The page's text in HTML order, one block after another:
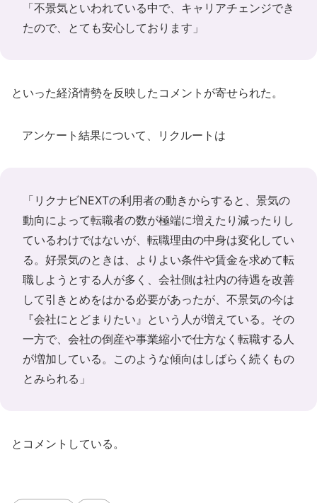
「不景気といわれている中で、キャリアチェンジでき
たので、とても安心しております」
といった経済情勢を反映したコメントが寄せられた。
アンケート結果について、リクルートは
「リクナビNEXTの利用者の動きからすると、景気の
動向によって転職者の数が極端に増えたり減ったりし
ているわけではないが、転職理由の中身は変化してい
る。好景気のときは、よりよい条件や賃金を求めて転
職しようとする人が多く、会社側は社内の待遇を改善
して引きとめをはかる必要があったが、不景気の今は
『会社にとどまりたい』という人が増えている。その
一方で、会社の倒産や事業縮小で仕方なく転職する人
が増加している。このような傾向はしばらく続くもの
とみられる」
とコメントしている。